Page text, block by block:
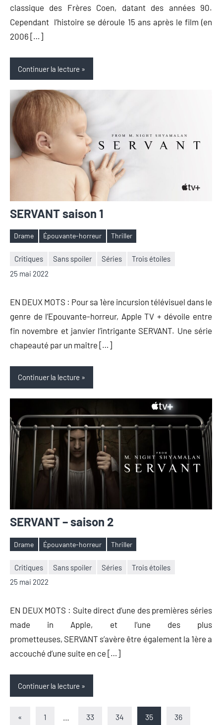
classique des Frères Coen, datant des années 90.
Cependant l’histoire se déroule 15 ans après le film (en
2006 […]
Continuer la lecture
SERVANT saison 1
Étiquettes
Drame Épouvante-horreur Thriller
Critiques Sans spoiler Séries
Trois étoiles
25 mai 2022
Nicolas
3
EN DEUX MOTS : Pour sa 1ère incursion télévisuel dans le
genre de l’Epouvante-horreur, Apple TV + dévoile entre
fin novembre et janvier l’intrigante SERVANT. Une série
chapeauté par un maître […]
Continuer la lecture
SERVANT – saison 2
Étiquettes
Drame Épouvante-horreur Thriller
Critiques Sans spoiler Séries
Trois étoiles
25 mai 2022
Nicolas
1
EN DEUX MOTS : Suite direct d’une des premières séries
made in Apple, et l’une des plus
prometteuses, SERVANT s’avère être également la 1ère a
accouché d’une suite en ce […]
Continuer la lecture
Pagination
« Articles1 33 34 35 36